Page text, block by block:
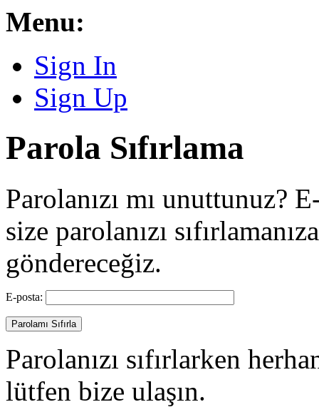
Menu:
Sign In
Sign Up
Parola Sıfırlama
Parolanızı mı unuttunuz?
size parolanızı
göndereceğiz.
E-posta:
Parolanızı sıfırlarken
lütfen bize ulaşın.